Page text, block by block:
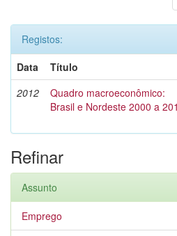
Registos:
Data
Título
2012
Quadro macroeconômico:
Brasil e Nordeste 2000 a
Refinar
Assunto
Emprego